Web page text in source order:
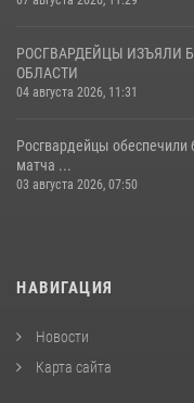
РОСГВАРДЕЙЦЫ ИЗЪЯЛИ
ОБЛАСТИ
04 августа 2026, 11:31
Росгвардейцы обеспечили
матча ...
03 августа 2026, 07:50
НАВИГАЦИЯ
Новости
Карта сайта